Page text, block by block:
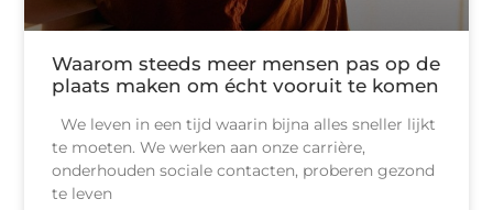
Waarom steeds meer mensen pas op de
plaats maken om écht vooruit te komen
We leven in een tijd waarin bijna alles sneller lijkt
te moeten. We werken aan onze carrière,
onderhouden sociale contacten, proberen gezond
te leven